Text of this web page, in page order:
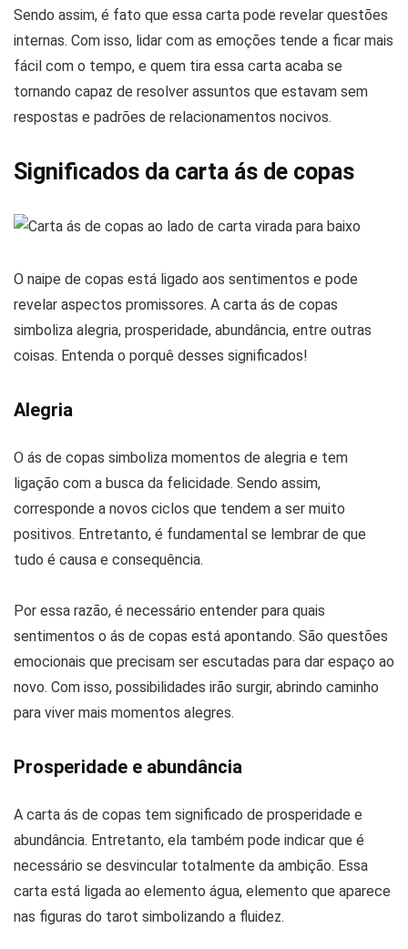
Sendo assim, é fato que essa carta pode revelar questões
internas. Com isso, lidar com as emoções tende a ficar mais
fácil com o tempo, e quem tira essa carta acaba se
tornando capaz de resolver assuntos que estavam sem
respostas e padrões de relacionamentos nocivos.
Significados da carta ás de copas
O naipe de copas está ligado aos sentimentos e pode
revelar aspectos promissores. A carta ás de copas
simboliza alegria, prosperidade, abundância, entre outras
coisas. Entenda o porquê desses significados!
Alegria
O ás de copas simboliza momentos de alegria e tem
ligação com a busca da felicidade. Sendo assim,
corresponde a novos ciclos que tendem a ser muito
positivos. Entretanto, é fundamental se lembrar de que
tudo é causa e consequência.
Por essa razão, é necessário entender para quais
sentimentos o ás de copas está apontando. São questões
emocionais que precisam ser escutadas para dar espaço ao
novo. Com isso, possibilidades irão surgir, abrindo caminho
para viver mais momentos alegres.
Prosperidade e abundância
A carta ás de copas tem significado de prosperidade e
abundância. Entretanto, ela também pode indicar que é
necessário se desvincular totalmente da ambição. Essa
carta está ligada ao elemento água, elemento que aparece
nas figuras do tarot simbolizando a fluidez.